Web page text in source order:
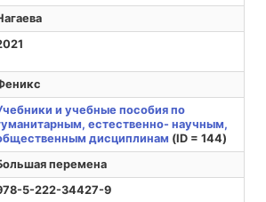
и учебные пособия по
естественно- научным,
дисциплинам (ID = 144)
перемена
5-222-34427-9